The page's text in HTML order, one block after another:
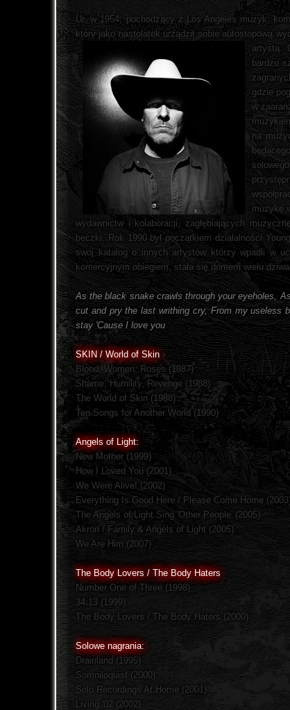
Ur. w 1954, pochodzący z Los Angeles muzyk,
który jako nastolatek urządził sobie autostopową
artystą.
bardzo
gdzie
w
na
muzykę
wydawnictw i kolaboracji, zagłębiających
beczki. Rok 1990 był początkiem działalności
swój katalog o innych artystów którzy wpadli w
komercyjnym obiegiem, stała się domem wielu
As the black snake crawls through your eyeholes,
cut and pry the last writhing cry, From my useless
stay 'Cause I love you
SKIN / World of Skin
Blood, Women, Roses (1987)
Shame, Humility, Revenge (1988)
The World of Skin (1988)
Ten Songs for Another World (1990)
Angels of Light:
New Mother (1999)
How I Loved You (2001)
We Were Alive! (2002)
Everything Is Good Here / Please Come Home
The Angels of Light Sing 'Other People' (2005)
Akron / Family & Angels of Light (2005).
We Are Him (2007)
The Body Lovers / The Body Haters
Number One of Three (1998)
34:13 (1999)
The Body Lovers / The Body Haters (2000)
Solowe nagrania:
Drainland (1995)
Somniloquist (2000)
Solo Recordings At Home (2001)
Living '02 (2002)